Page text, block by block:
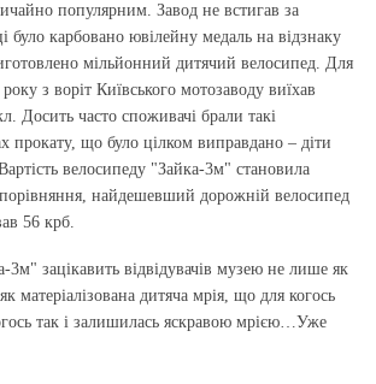
популярним. Завод не встигав за
карбовано ювілейну медаль на відзнаку
мільйонний дитячий велосипед. Для
з воріт Київського мотозаводу виїхав
Досить часто споживачі брали такі
прокату, що було цілком виправдано – діти
велосипеду "Зайка-3м" становила
найдешевший дорожній велосипед
56 крб.
3м" зацікавить відвідувачів музею не лише як
матеріалізована дитяча мрія, що для когось
так і залишилась яскравою мрією…Уже